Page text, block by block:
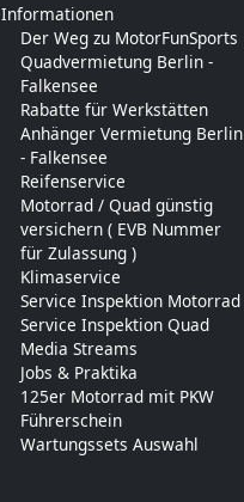
Informationen
Der Weg zu MotorFunSports
Quadvermietung Berlin -
Falkensee
Rabatte für Werkstätten
Anhänger Vermietung Berlin
- Falkensee
Reifenservice
Motorrad / Quad günstig
versichern ( EVB Nummer
für Zulassung )
Klimaservice
Service Inspektion Motorrad
Service Inspektion Quad
Media Streams
Jobs & Praktika
125er Motorrad mit PKW
Führerschein
Wartungssets Auswahl